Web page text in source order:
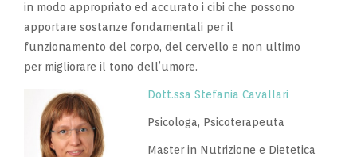
in modo appropriato ed accurato i cibi che possono
apportare sostanze fondamentali per il
funzionamento del corpo, del cervello e non ultimo
per migliorare il tono dell’umore.
Dott.ssa Stefania Cavallari
Psicologa, Psicoterapeuta
Master in Nutrizione e Dietetica